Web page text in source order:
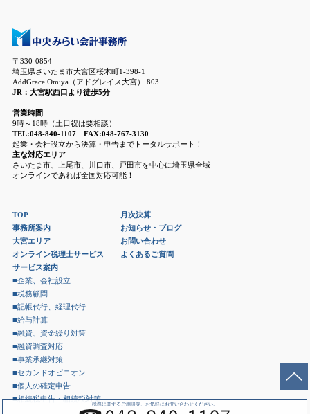
税務に関するご相談等、お気軽にお問い合わせください。
〒330-0854
埼玉県さいたま市大宮区桜木町1-398-1
AddGrace Omiya（アドグレイス大宮） 803
JR：大宮駅西口より徒歩5分
営業時間
9時～18時（土日祝は要相談）
TEL:048-840-1107 FAX:048-767-3130
起業・会社設立から決算・申告までトータルサポート！
主な対応エリア
さいたま市、上尾市、川口市、戸田市を中心に埼玉県全域
オンラインであれば全国対応可能！
TOP
事務所案内
大宮エリア
オンライン税理士サービス
サービス案内
■企業、会社設立
■税務顧問
■記帳代行、経理代行
■給与計算
■融資、資金繰り対策
■融資調査対応
■事業承継対策
■セカンドオピニオン
■個人の確定申告
■相続税申告・相続税対策
月次決算
お知らせ・ブログ
お問い合わせ
よくあるご質問